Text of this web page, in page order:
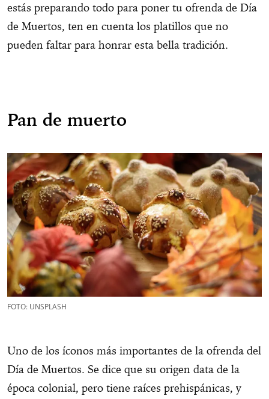
estás preparando todo para poner tu ofrenda de Día
de Muertos, ten en cuenta los platillos que no
pueden faltar para honrar esta bella tradición.
Pan de muerto
FOTO: UNSPLASH
Uno de los íconos más importantes de la ofrenda del
Día de Muertos. Se dice que su origen data de la
época colonial, pero tiene raíces prehispánicas, y